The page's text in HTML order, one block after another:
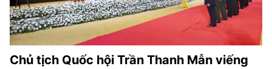
Chủ tịch Quốc hội Trần Thanh Mẫn viếng